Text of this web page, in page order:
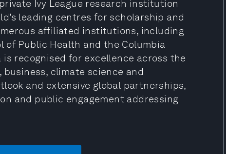
Ivy League research institution
leading centres for scholarship and
affiliated institutions, including
of Public Health and the Columbia
recognised for excellence across the
climate science and
and extensive global partnerships,
and public engagement addressing